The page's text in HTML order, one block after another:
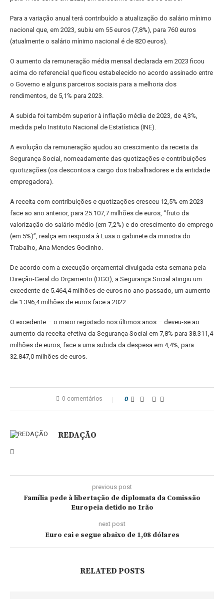
Para a variação anual terá contribuído a atualização do salário mínimo
nacional que, em 2023, subiu em 55 euros (7,8%), para 760 euros
(atualmente o salário mínimo nacional é de 820 euros).
O aumento da remuneração média mensal declarada em 2023 ficou
acima do referencial que ficou estabelecido no acordo assinado entre
o Governo e alguns parceiros sociais para a melhoria dos
rendimentos, de 5,1% para 2023.
A subida foi também superior à inflação média de 2023, de 4,3%,
medida pelo Instituto Nacional de Estatística (INE).
A evolução da remuneração ajudou ao crescimento da receita da
Segurança Social, nomeadamente das quotizações e contribuições
quotizações (os descontos a cargo dos trabalhadores e da entidade
empregadora).
A receita com contribuições e quotizações cresceu 12,5% em 2023
face ao ano anterior, para 25.107,7 milhões de euros, “fruto da
valorização do salário médio (em 7,2%) e do crescimento do emprego
(em 5%)”, realça em resposta à Lusa o gabinete da ministra do
Trabalho, Ana Mendes Godinho.
De acordo com a execução orçamental divulgada esta semana pela
Direção-Geral do Orçamento (DGO), a Segurança Social atingiu um
excedente de 5.464,4 milhões de euros no ano passado, um aumento
de 1.396,4 milhões de euros face a 2022.
O excedente – o maior registado nos últimos anos – deveu-se ao
aumento da receita efetiva da Segurança Social em 7,8% para 38.311,4
milhões de euros, face a uma subida da despesa em 4,4%, para
32.847,0 milhões de euros.
0 comentários 0
REDAÇÃO
previous post
Família pede à libertação de diplomata da Comissão
Europeia detido no Irão
next post
Euro cai e segue abaixo de 1,08 dólares
RELATED POSTS